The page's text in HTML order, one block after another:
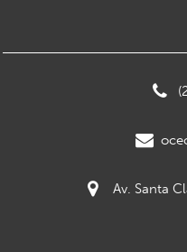
Av. Santa